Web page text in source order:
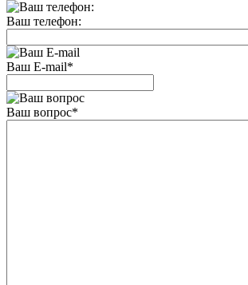
Ваш телефон:
Ваш E-mail*
Ваш вопрос*